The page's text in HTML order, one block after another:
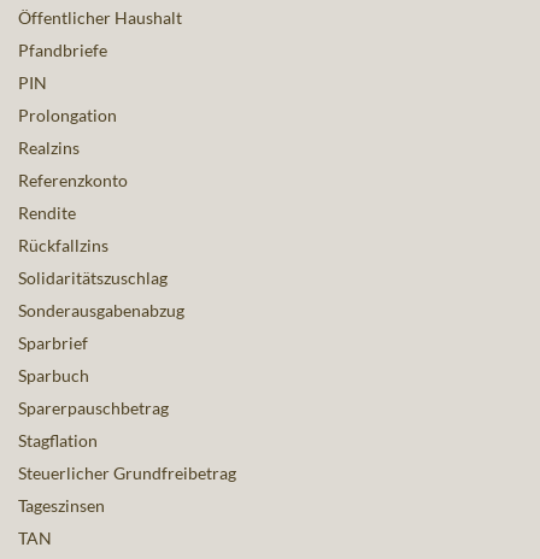
Öffentlicher Haushalt
Pfandbriefe
PIN
Prolongation
Realzins
Referenzkonto
Rendite
Rückfallzins
Solidaritätszuschlag
Sonderausgabenabzug
Sparbrief
Sparbuch
Sparerpauschbetrag
Stagflation
Steuerlicher Grundfreibetrag
Tageszinsen
TAN